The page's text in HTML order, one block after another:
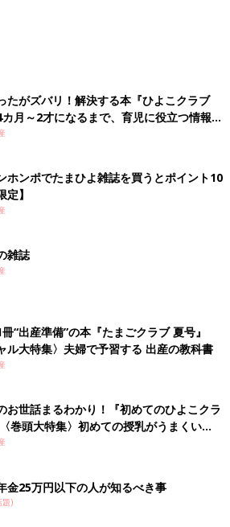
たがズバリ！解決する本『ひよこクラブ
月～2才になるまで、育児に役立つ情報が
ホンポでたまひよ雑誌を買うとポイント10
】
雑誌
“出産準備”の本『たまごクラブ 夏号』
ル大特集〉夫婦で予習する 出産の教科書
お世話まるわかり！『初めてのひよこクラ
巻頭大特集〉初めての授乳がうまくい
い・ミルクの基本と夏のトラブル 解決テ
金25万円以下の人が知るべき事
題)